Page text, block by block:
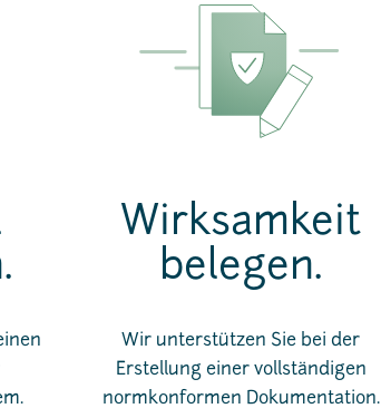
Wirksamkeit
belegen.
Wir unterstützen Sie bei der
Erstellung einer vollständigen
normkonformen Dokumentation.